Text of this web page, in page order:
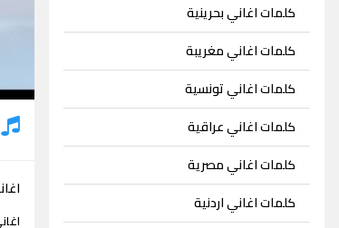
كلمات اغاني بحرينية
كلمات اغاني مغريبة
كلمات اغاني تونسية
كلمات اغاني عراقية
كلمات اغاني مصرية
كلمات اغاني اردنية